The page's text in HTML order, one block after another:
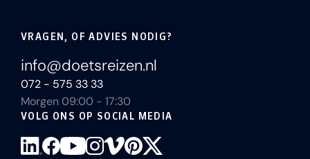
VRAGEN, OF ADVIES NODIG?
info@doetsreizen.nl
072 - 575 33 33
Morgen 09:00 - 17:30
VOLG ONS OP SOCIAL MEDIA